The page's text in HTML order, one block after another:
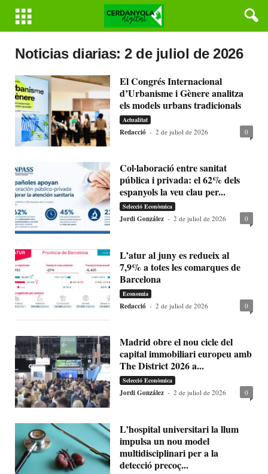
Noticias diarias: 2 de juliol de 2026
El Congrés Internacional
d’Urbanisme i Gènere analitza
els models urbans tradicionals
Actualitat
Redacció - 2 de juliol de 2026 0
Col·laboració entre sanitat
pública i privada: el 62% dels
espanyols la veu clau per...
Selecció Econòmica
Jordi González - 2 de juliol de 2026 0
L’atur al juny es redueix al
7,9% a totes les comarques de
Barcelona
Economia
Redacció - 2 de juliol de 2026 0
Madrid obre el nou cicle del
capital immobiliari europeu amb
The District 2026 a...
Selecció Econòmica
Jordi González - 2 de juliol de 2026 0
L’hospital universitari la llum
impulsa un nou model
multidisciplinari per a la
detecció precoç...